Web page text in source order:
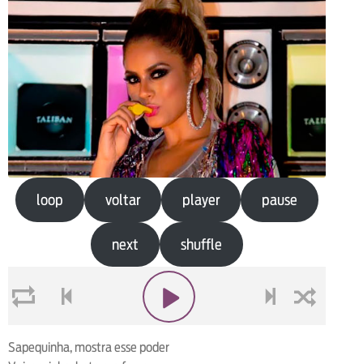
loop voltar player pause
next shuffle
Sapequinha, mostra esse poder